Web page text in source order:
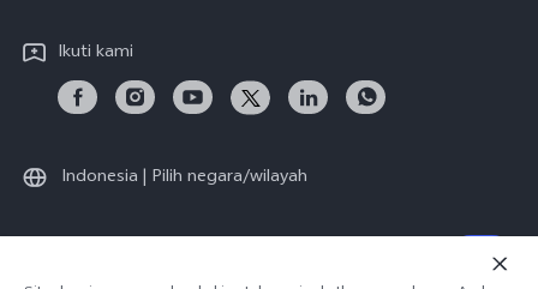
Unduh LUT untuk Memulihkan Log
Ikuti kami
Indonesia | Pilih negara/wilayah